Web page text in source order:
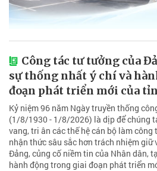
Công tác tư tưởng của
sự thống nhất ý chí và
đoạn phát triển mới của
Kỷ niệm 96 năm Ngày truyền thống
(1/8/1930 - 1/8/2026) là dịp để chúng
vang, tri ân các thế hệ cán bộ làm
nhận thức sâu sắc hơn trách nhiệm giữ
Đảng, củng cố niềm tin của Nhân dân,
hành động trong giai đoạn phát triển